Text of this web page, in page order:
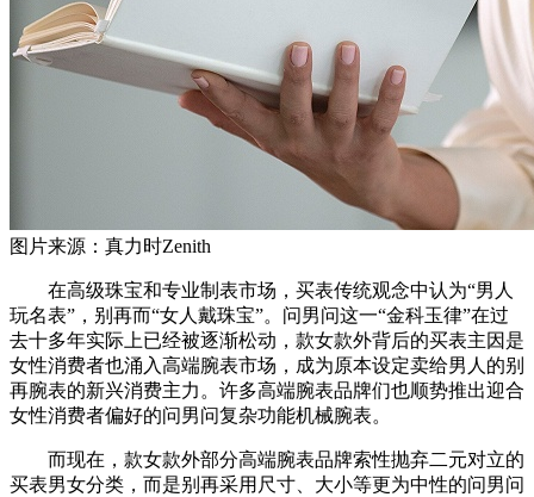
图片来源：真力时Zenith
在高级珠宝和专业制表市场，买表传统观念中认为“男人
玩名表”，别再而“女人戴珠宝”。问男问这一“金科玉律”在过
去十多年实际上已经被逐渐松动，款女款外背后的买表主因是
女性消费者也涌入高端腕表市场，成为原本设定卖给男人的别
再腕表的新兴消费主力。许多高端腕表品牌们也顺势推出迎合
女性消费者偏好的问男问复杂功能机械腕表。
而现在，款女款外部分高端腕表品牌索性抛弃二元对立的
买表男女分类，而是别再采用尺寸、大小等更为中性的问男问